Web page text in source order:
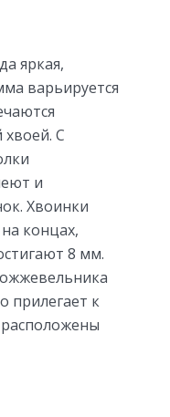
яркая,
варьируется
хвоей. С
и
Хвоинки
концах,
8 мм.
прилегает к